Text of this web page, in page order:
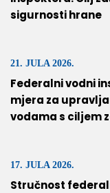
sigurnosti hrane
21. JULA 2026.
Federalni vodni
mjera za
vodama s ciljem
17. JULA 2026.
Stručnost